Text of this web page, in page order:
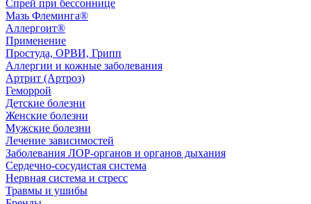
Спрей при бессоннице
Мазь Флеминга®
Аллергоит®
Применение
Простуда, ОРВИ, Грипп
Аллергии и кожные заболевания
Артрит (Артроз)
Геморрой
Детские болезни
Женские болезни
Мужские болезни
Лечение зависимостей
Заболевания ЛОР-органов и органов дыхания
Сердечно-сосудистая система
Нервная система и стресс
Травмы и ушибы